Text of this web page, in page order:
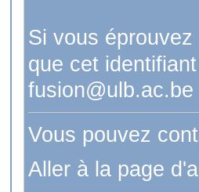
Si vous
que cet
fusion@ulb.ac.be
Vous pouvez
Aller à la page